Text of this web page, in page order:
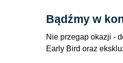
Bądźmy w
Nie przegap okazji -
Early Bird oraz